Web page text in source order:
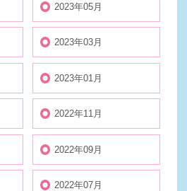
2023年05月
2023年03月
2023年01月
2022年11月
2022年09月
2022年07月